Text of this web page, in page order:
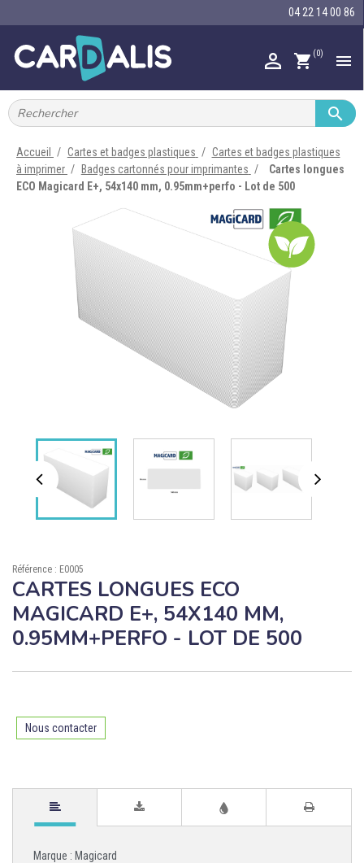
04 22 14 00 86
 shopping_cart (0) 
IMPRIMANTES À BADGES 
CARTE ET BADGE 
Contact

Accueil Cartes et badges plastiques
Cartes et badges plastiques
à imprimer
Badges cartonnés pour imprimantes
Cartes longues
ECO Magicard E+, 54x140 mm, 0.95mm+perfo - Lot de 500
Référence : E0005
CARTES LONGUES ECO
MAGICARD E+, 54X140 MM,
0.95MM+PERFO - LOT DE 500
Nous contacter
Marque : Magicard